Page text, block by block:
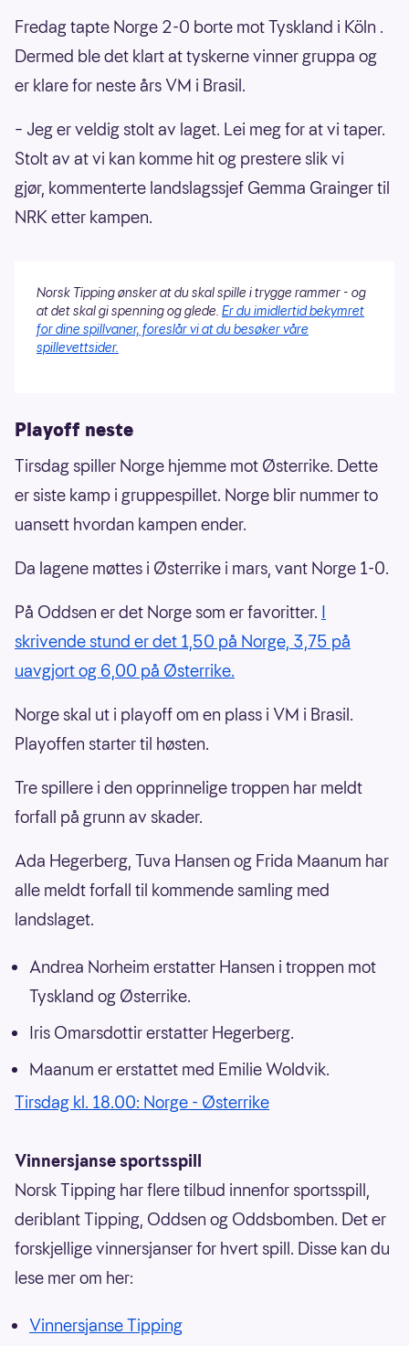
Fredag tapte Norge 2-0 borte mot Tyskland i Köln .
Dermed ble det klart at tyskerne vinner gruppa og
er klare for neste års VM i Brasil.
– Jeg er veldig stolt av laget. Lei meg for at vi taper.
Stolt av at vi kan komme hit og prestere slik vi
gjør, kommenterte landslagssjef Gemma Grainger til
NRK etter kampen.
Norsk Tipping ønsker at du skal spille i trygge rammer - og
at det skal gi spenning og glede. Er du imidlertid bekymret
for dine spillvaner, foreslår vi at du besøker våre
spillevettsider.
Playoff neste
Tirsdag spiller Norge hjemme mot Østerrike. Dette
er siste kamp i gruppespillet. Norge blir nummer to
uansett hvordan kampen ender.
Da lagene møttes i Østerrike i mars, vant Norge 1-0.
På Oddsen er det Norge som er favoritter. I
skrivende stund er det 1,50 på Norge, 3,75 på
uavgjort og 6,00 på Østerrike.
Norge skal ut i playoff om en plass i VM i Brasil.
Playoffen starter til høsten.
Tre spillere i den opprinnelige troppen har meldt
forfall på grunn av skader.
Ada Hegerberg, Tuva Hansen og Frida Maanum har
alle meldt forfall til kommende samling med
landslaget.
Andrea Norheim erstatter Hansen i troppen mot
Tyskland og Østerrike.
Iris Omarsdottir erstatter Hegerberg.
Maanum er erstattet med Emilie Woldvik.
Tirsdag kl. 18.00: Norge - Østerrike
Vinnersjanse sportsspill
Norsk Tipping har flere tilbud innenfor sportsspill,
deriblant Tipping, Oddsen og Oddsbomben. Det er
forskjellige vinnersjanser for hvert spill. Disse kan du
lese mer om her:
Vinnersjanse Tipping